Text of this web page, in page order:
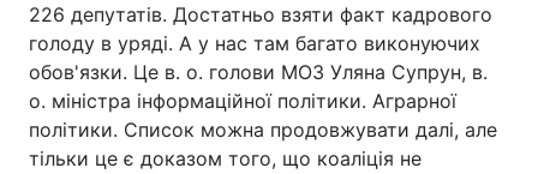
226 депутатів. Достатньо взяти факт кадрового
голоду в уряді. А у нас там багато виконуючих
обов'язки. Це в. о. голови МОЗ Уляна Супрун, в.
о. міністра інформаційної політики. Аграрної
політики. Список можна продовжувати далі, але
тільки це є доказом того, що коаліція не